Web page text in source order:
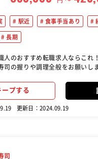
駅近 食事手当あり
長期
すすめ転職求人ならこれ！ 寿司職人・調理ス
司の握りや調理全般をお願いし
といったホール業務 など
ープする
更新日：2024.09.19
司